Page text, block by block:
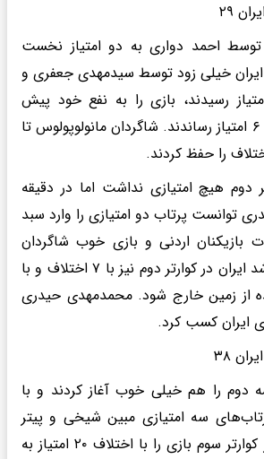
توسط احمد دواری به دو امتیاز نخست
ایران خیلی زود توسط سیدمهدی جعفری و
رسیدند، بازی را به نفع خود پیش
بردند و اختلاف را به ۶ امتیاز رساندند. شاگردان مانولوپولوس تا
را حفظ کردند.
دوم هیچ امتیازی نداشت اما در دقیقه
توانست پرتاب دو امتیازی را وارد سبد
بازیکنان اردنی و بازی خوب شاگردان
مانولوپولوس سبب شد ایران در کوارتر دوم نیز با ۷ اختلاف و با
۲۹ بر ۲۲ برنده از زمین خارج شود. محمدمهدی حیدری
ایران کسب کرد.
دوم را هم خیلی خوب آغاز کردند و با
سه امتیازی مبین شیخی و پیتر
گریگوریان در سراسر کوارتر سوم بازی را با اختلاف ۲۰ امتیاز به